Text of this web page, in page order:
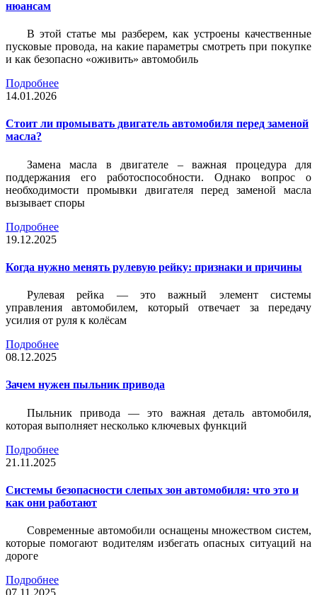
нюансам
В этой статье мы разберем, как устроены качественные
пусковые провода, на какие параметры смотреть при покупке
и как безопасно «оживить» автомобиль
Подробнее
14.01.2026
Стоит ли промывать двигатель автомобиля перед заменой
масла?
Замена масла в двигателе – важная процедура для
поддержания его работоспособности. Однако вопрос о
необходимости промывки двигателя перед заменой масла
вызывает споры
Подробнее
19.12.2025
Когда нужно менять рулевую рейку: признаки и причины
Рулевая рейка — это важный элемент системы
управления автомобилем, который отвечает за передачу
усилия от руля к колёсам
Подробнее
08.12.2025
Зачем нужен пыльник привода
Пыльник привода — это важная деталь автомобиля,
которая выполняет несколько ключевых функций
Подробнее
21.11.2025
Системы безопасности слепых зон автомобиля: что это и
как они работают
Современные автомобили оснащены множеством систем,
которые помогают водителям избегать опасных ситуаций на
дороге
Подробнее